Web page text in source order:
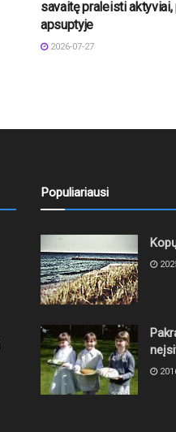
savaitę praleisti
apsuptyje
2026-07-27
Populiariausi